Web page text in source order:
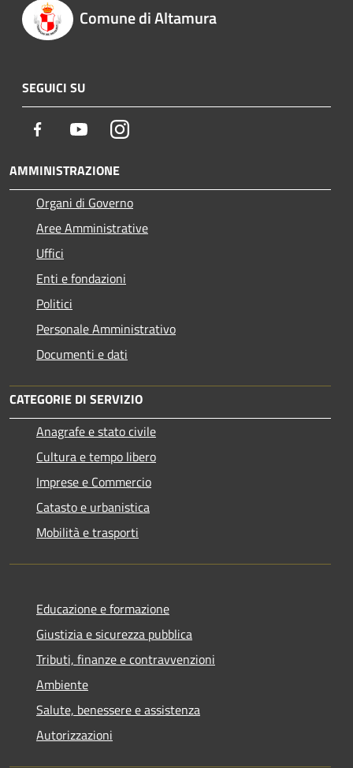
Comune di Altamura
SEGUICI SU
Facebook YoutubeInstagram
AMMINISTRAZIONE
Organi di Governo
Aree Amministrative
Uffici
Enti e fondazioni
Politici
Personale Amministrativo
Documenti e dati
CATEGORIE DI SERVIZIO
Anagrafe e stato civile
Cultura e tempo libero
Imprese e Commercio
Catasto e urbanistica
Mobilità e trasporti
Educazione e formazione
Giustizia e sicurezza pubblica
Tributi, finanze e contravvenzioni
Ambiente
Salute, benessere e assistenza
Autorizzazioni